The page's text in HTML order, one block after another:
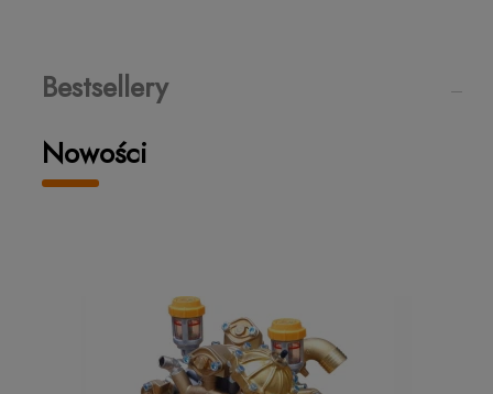
Nowości
Bestsellery